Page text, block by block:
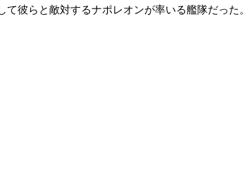
て彼らと敵対するナポレオンが率いる艦隊だった。